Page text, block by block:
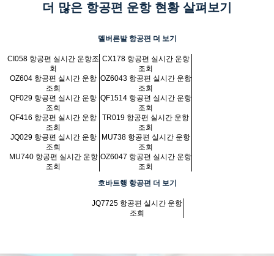
더 많은 항공편 운항 현황 살펴보기
멜버른발 항공편 더 보기
CI058 항공편 실시간 운항조
회
CX178 항공편 실시간 운항
조회
OZ604 항공편 실시간 운항
조회
OZ6043 항공편 실시간 운항
조회
QF029 항공편 실시간 운항
조회
QF1514 항공편 실시간 운항
조회
QF416 항공편 실시간 운항
조회
TR019 항공편 실시간 운항
조회
JQ029 항공편 실시간 운항
조회
MU738 항공편 실시간 운항
조회
MU740 항공편 실시간 운항
조회
OZ6047 항공편 실시간 운항
조회
호바트행 항공편 더 보기
JQ7725 항공편 실시간 운항
조회